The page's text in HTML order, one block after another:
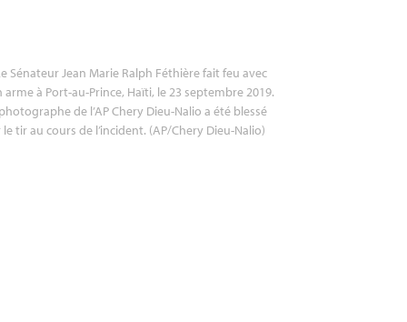
Sénateur Jean Marie Ralph Féthière fait feu avec
arme à Port-au-Prince, Haïti, le 23 septembre 2019.
de l’AP Chery Dieu-Nalio a été blessé
le tir au cours de l’incident. (AP/Chery Dieu-Nalio)